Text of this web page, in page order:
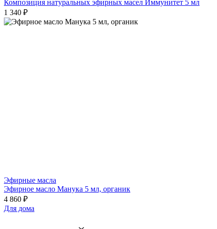
Композиция натуральных эфирных масел Иммунитет 5 мл
1 340 ₽
Эфирные масла
Эфирное масло Манука 5 мл, органик
4 860 ₽
Для дома